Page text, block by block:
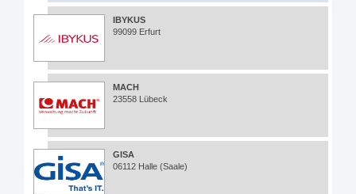
IBYKUS
99099 Erfurt
MACH
23558 Lübeck
GISA
06112 Halle (Saale)